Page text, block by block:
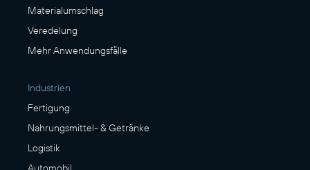
Materialumschlag
Veredelung
Mehr Anwendungsfälle
Industrien
Fertigung
Nahrungsmittel- & Getränke
Logistik